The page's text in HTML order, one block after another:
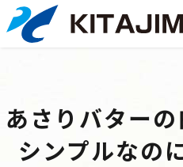
あさりバター
シンプルなの